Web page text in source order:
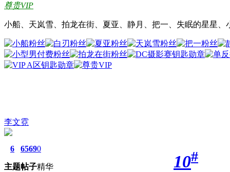
尊贵VIP
小船、天岚雪、拍龙在街、夏亚、静月、把一、失眠的星星、
李文霓
6
主题
6569
帖子
0
精华 10#